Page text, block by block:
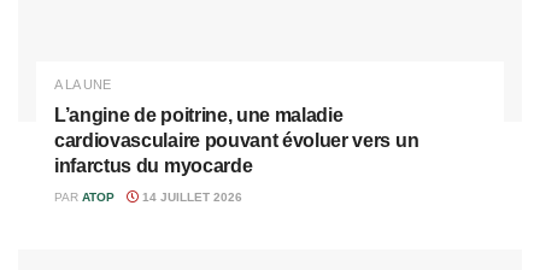
A LA UNE
L’angine de poitrine, une maladie
cardiovasculaire pouvant évoluer vers un
infarctus du myocarde
PAR ATOP 14 JUILLET 2026